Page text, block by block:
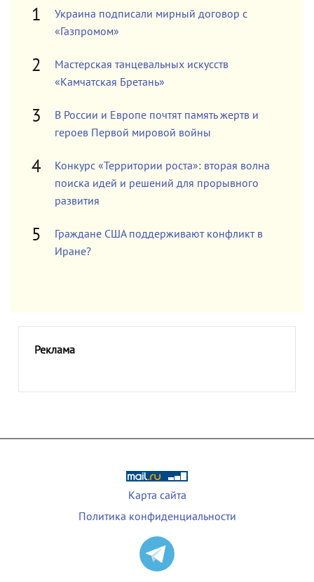
Украина подписали мирный договор с
«Газпромом»
Мастерская танцевальных искусств
«Камчатская Бретань»
В России и Европе почтят память жертв и
героев Первой мировой войны
Конкурс «Территории роста»: вторая волна
поиска идей и решений для прорывного
развития
Граждане США поддерживают конфликт в
Иране?
Реклама
Карта сайта
Политика конфиденциальности